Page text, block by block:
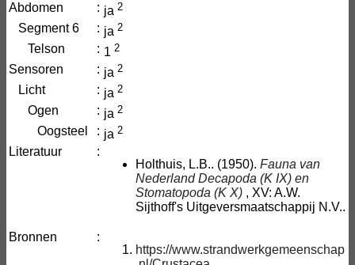
Abdomen : ja 2
Segment 6 : ja 2
Telson : 1 2
Sensoren : ja 2
Licht : ja 2
Ogen : ja 2
Oogsteel : ja 2
Literatuur
:
Holthuis, L.B.. (1950). Fauna van
Nederland Decapoda (K IX) en
Stomatopoda (K X) , XV: A.W.
Sijthoff's Uitgeversmaatschappij N.V..
Bronnen
:
https://www.strandwerkgemeenschap